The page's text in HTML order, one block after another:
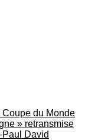
du Monde
» retransmise
Paul David